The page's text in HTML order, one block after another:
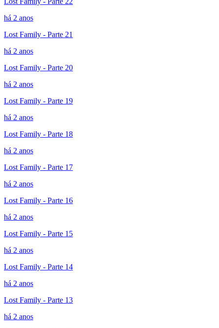
há 2 anos
Lost Family - Parte 21
há 2 anos
Lost Family - Parte 20
há 2 anos
Lost Family - Parte 19
há 2 anos
Lost Family - Parte 18
há 2 anos
Lost Family - Parte 17
há 2 anos
Lost Family - Parte 16
há 2 anos
Lost Family - Parte 15
há 2 anos
Lost Family - Parte 14
há 2 anos
Lost Family - Parte 13
há 2 anos